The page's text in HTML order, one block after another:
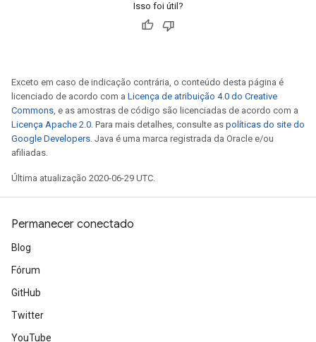
Isso foi útil?
Exceto em caso de indicação contrária, o conteúdo desta página é
licenciado de acordo com a Licença de atribuição 4.0 do Creative
Commons, e as amostras de código são licenciadas de acordo com a
Licença Apache 2.0. Para mais detalhes, consulte as políticas do site do
Google Developers. Java é uma marca registrada da Oracle e/ou
afiliadas.
Última atualização 2020-06-29 UTC.
Permanecer conectado
Blog
Fórum
GitHub
Twitter
YouTube